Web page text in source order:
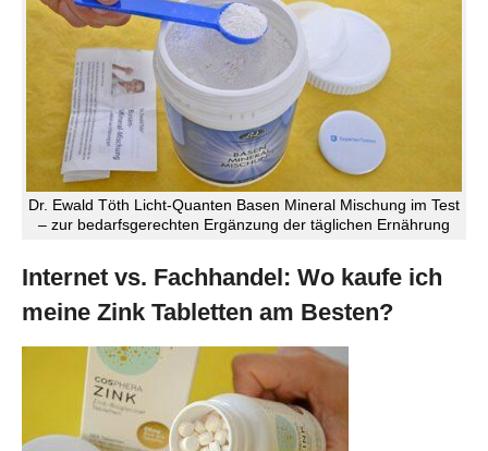
Dr. Ewald Töth Licht-Quanten Basen Mineral Mischung im Test
– zur bedarfsgerechten Ergänzung der täglichen Ernährung
Internet vs. Fachhandel: Wo kaufe ich
meine Zink Tabletten am Besten?